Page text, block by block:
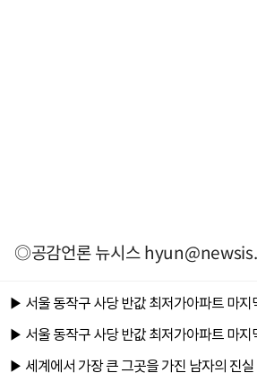
◎공감언론 뉴시스